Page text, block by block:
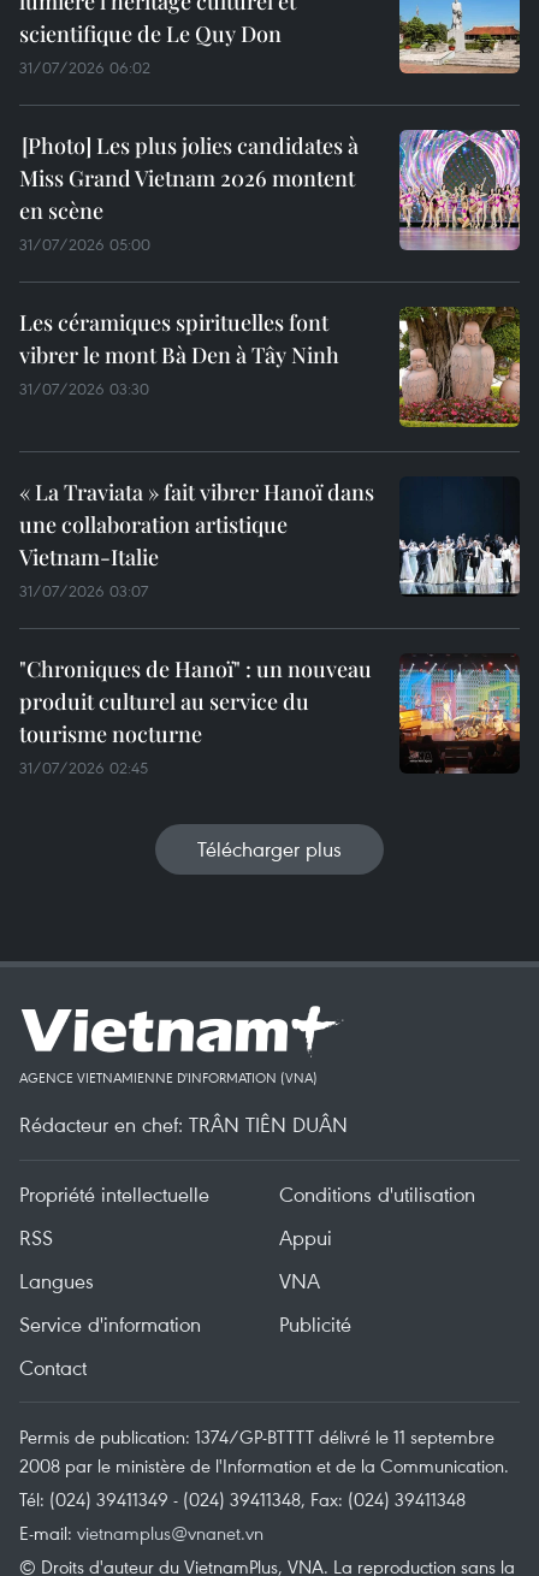
scientifique de Le Quy Don
31/07/2026 06:02
Les plus jolies candidates à
Miss Grand Vietnam 2026 montent
en scène
31/07/2026 05:00
Les céramiques spirituelles font
vibrer le mont Bà Den à Tây Ninh
31/07/2026 03:30
« La Traviata » fait vibrer Hanoï dans
une collaboration artistique
Vietnam-Italie
31/07/2026 03:07
"Chroniques de Hanoï" : un nouveau
produit culturel au service du
tourisme nocturne
31/07/2026 02:45
Télécharger plus
AGENCE VIETNAMIENNE D'INFORMATION (VNA)
Rédacteur en chef: TRÂN TIÊN DUÂN
Propriété intellectuelle
Conditions d'utilisation
RSS
Appui
Langues
VNA
Service d'information
Publicité
Contact
Permis de publication: 1374/GP-BTTTT délivré le 11 septembre
2008 par le ministère de l'Information et de la Communication.
Tél: (024) 39411349 - (024) 39411348, Fax: (024) 39411348
E-mail: vietnamplus@vnanet.vn
© Droits d'auteur du VietnamPlus, VNA. La reproduction sans la